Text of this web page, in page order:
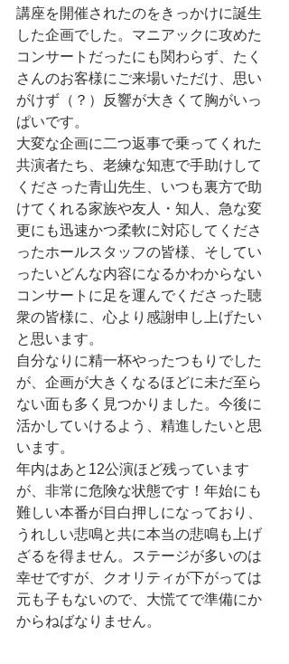
講座を開催されたのをきっかけに誕生
した企画でした。マニアックに攻めた
コンサートだったにも関わらず、たく
さんのお客様にご来場いただけ、思い
がけず（？）反響が大きくて胸がいっ
ぱいです。
大変な企画に二つ返事で乗ってくれた
共演者たち、老練な知恵で手助けして
くださった青山先生、いつも裏方で助
けてくれる家族や友人・知人、急な変
更にも迅速かつ柔軟に対応してくださ
ったホールスタッフの皆様、そしてい
ったいどんな内容になるかわからない
コンサートに足を運んでくださった聴
衆の皆様に、心より感謝申し上げたい
と思います。
自分なりに精一杯やったつもりでした
が、企画が大きくなるほどに未だ至ら
ない面も多く見つかりました。今後に
活かしていけるよう、精進したいと思
います。
年内はあと12公演ほど残っています
が、非常に危険な状態です！年始にも
難しい本番が目白押しになっており、
うれしい悲鳴と共に本当の悲鳴も上げ
ざるを得ません。ステージが多いのは
幸せですが、クオリティが下がっては
元も子もないので、大慌てで準備にか
からねばなりません。